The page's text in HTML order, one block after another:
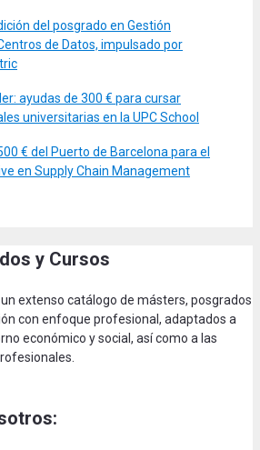
del posgrado en Gestión
de Datos, impulsado por
ayudas de 300 € para cursar
universitarias en la UPC School
€ del Puerto de Barcelona para el
en Supply Chain Management
y Cursos
un extenso catálogo de másters, posgrados
con enfoque profesional, adaptados a
económico y social, así como a las